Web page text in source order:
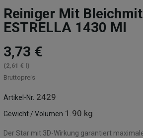
Reiniger Mit
ESTRELLA 1430 Ml
3,73 €
(2,61 € l)
Bruttopreis
Artikel-Nr. 2429
Gewicht / Volumen 1.90 kg
Der Star mit 3D-Wirkung garantiert